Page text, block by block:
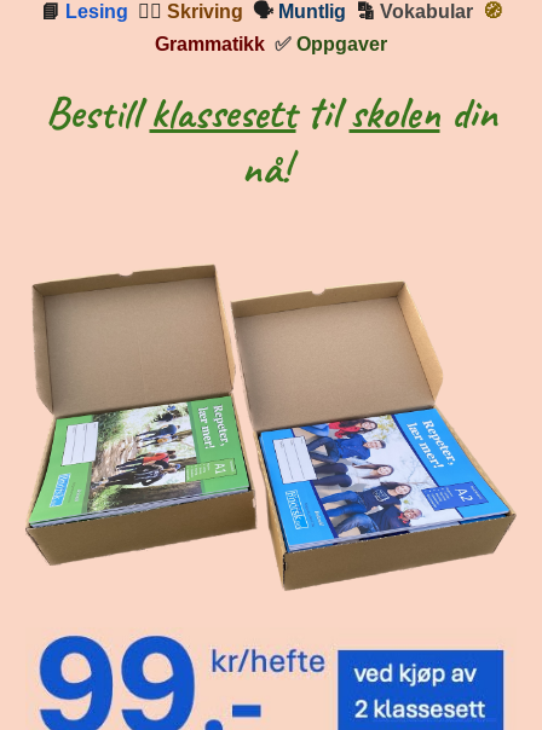
📘 Lesing ✍🏼 Skriving 🗣 Muntlig 🔡 Vokabular
🧭
Grammatikk ✅ Oppgaver
Bestillklassesetttilskolendin
nå!